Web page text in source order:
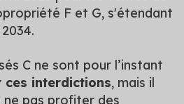
F et G, s'étendant
C ne sont pour l’instant
ces interdictions, mais il
pas profiter des